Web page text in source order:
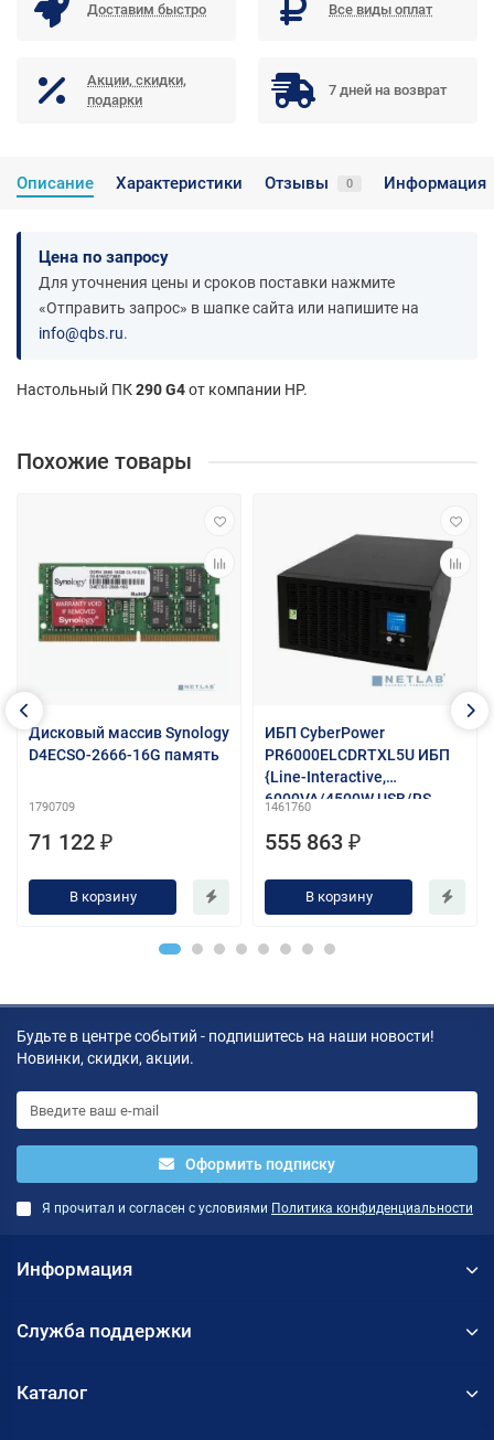
Доставим быстро Все виды оплат
Акции, скидки,
подарки
7 дней на возврат
Описание Характеристики Отзывы 0 Информация
Цена по запросу
Для уточнения цены и сроков поставки нажмите
«Отправить запрос» в шапке сайта или напишите на
info@qbs.ru.
Настольный ПК290 G4от компании HP.
Похожие товары
Дисковый массив Synology
D4ECSO-2666-16G память
1790709
71 122 ₽
В корзину
ИБП CyberPower
PR6000ELCDRTXL5U ИБП
{Line-Interactive,
6000VA/4500W USB/RS-
11/45/ВБМ (8 IEC С13, 2 IEC
1461760
555 863 ₽
В корзину
Будьте в центре событий - подпишитесь на наши новости!
Новинки, скидки, акции.
Оформить подписку
Я прочитал и согласен с условиями Политика конфиденциальности
Информация
Служба поддержки
Каталог